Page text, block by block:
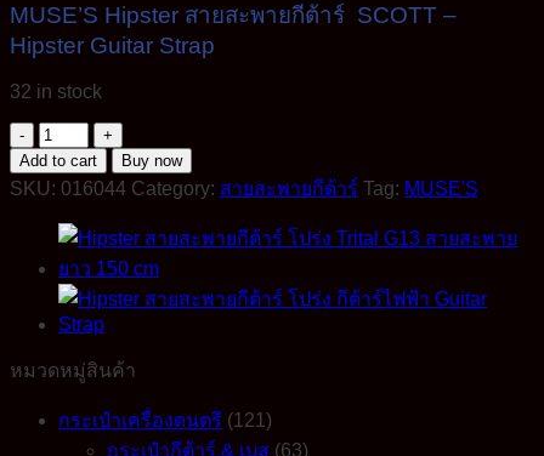
MUSE’S Hipster สายสะพายกีต้าร์ SCOTT –
Hipster Guitar Strap
32 in stock
MUSE'S
Hipster
สาย
พา
ยกีต้าร์
โปร่ง
กีต้าร์
ไฟฟ้า
หนัง
Add to cart Buy now
SKU: 016044 Category: สายสะพายกีต้าร์ Tag: MUSE'S
หมวดหมู่สินค้า
กระเป๋าเครื่องดนตรี (121)
กระเป๋ากีต้าร์ & เบส (63)